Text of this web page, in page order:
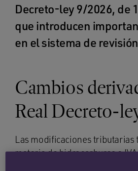
Decreto-ley 9/2026, de
que introducen
en el sistema de
Cambios
Real Decreto-
Las modificaciones tributarias
materia de hidrocarburos e